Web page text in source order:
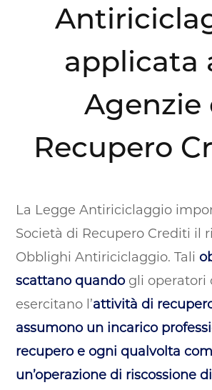
applicata
Agenzie
Recupero
La Legge Antiriciclaggio
Società di Recupero Crediti il
Obblighi Antiriciclaggio. Tali
scattano quandogli operatori
esercitano l’attività di
assumono un incarico
recupero e ogni qualvolta
un’operazione di riscossione